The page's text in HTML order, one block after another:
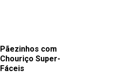
Pãezinhos com
Chouriço Super-
Fáceis